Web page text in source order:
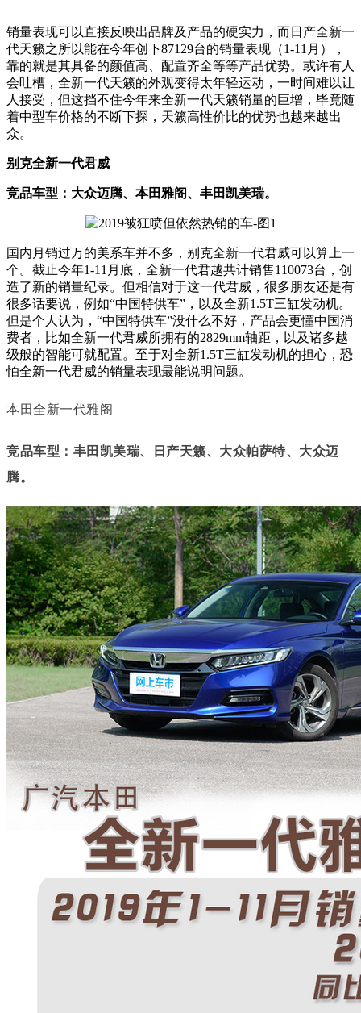
销量表现可以直接反映出品牌及产品的硬实力，而日产全新一
代天籁之所以能在今年创下87129台的销量表现（1-11月），
靠的就是其具备的颜值高、配置齐全等等产品优势。或许有人
会吐槽，全新一代天籁的外观变得太年轻运动，一时间难以让
人接受，但这挡不住今年来全新一代天籁销量的巨增，毕竟随
着中型车价格的不断下探，天籁高性价比的优势也越来越出
众。
别克全新一代君威
竞品车型：大众迈腾、本田雅阁、丰田凯美瑞。
国内月销过万的美系车并不多，别克全新一代君威可以算上一
个。截止今年1-11月底，全新一代君越共计销售110073台，创
造了新的销量纪录。但相信对于这一代君威，很多朋友还是有
很多话要说，例如“中国特供车”，以及全新1.5T三缸发动机。
但是个人认为，“中国特供车”没什么不好，产品会更懂中国消
费者，比如全新一代君威所拥有的2829mm轴距，以及诸多越
级般的智能可就配置。至于对全新1.5T三缸发动机的担心，恐
怕全新一代君威的销量表现最能说明问题。
本田全新一代雅阁
竞品车型：丰田凯美瑞、日产天籁、大众帕萨特、大众迈
腾。